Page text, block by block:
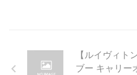
【ルイヴィ
ブー キャリー